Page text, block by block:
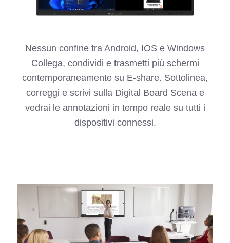
Nessun confine tra Android, IOS e Windows
Collega, condividi e trasmetti più schermi
contemporaneamente su E-share. Sottolinea,
correggi e scrivi sulla Digital Board Scena e
vedrai le annotazioni in tempo reale su tutti i
dispositivi connessi.